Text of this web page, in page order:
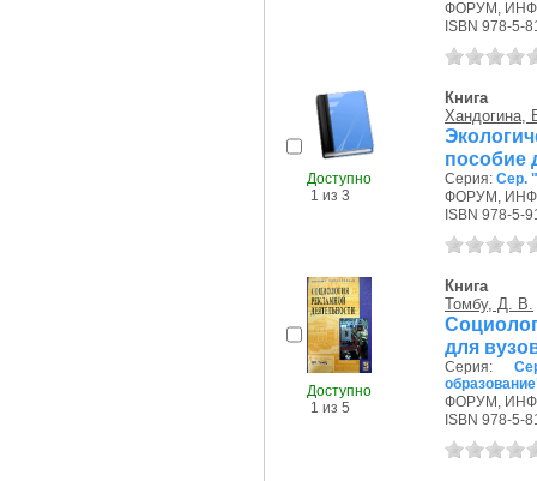
ФОРУМ,
ISBN 978-5-
Доступно
1 из 3
Книга
Хандогина,
пособие
Серия: Сер.
ФОРУМ,
ISBN 978-5-
Доступно
1 из 5
Книга
Томбу, Д. В.
для
Серия:
ФОРУМ,
ISBN 978-5-